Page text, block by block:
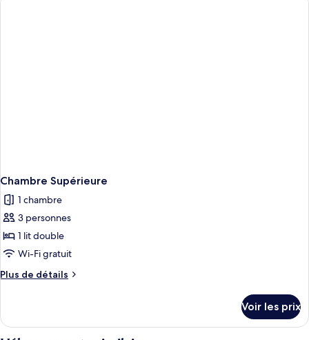
de
Chambre Supérieure
1 chambre
3 personnes
1 lit double
Wi-Fi gratuit
Plus de détails
Plus
le
type
Voir les prix